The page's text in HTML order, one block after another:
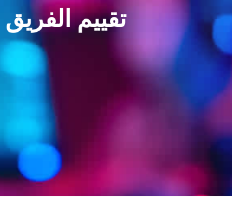
تقييم